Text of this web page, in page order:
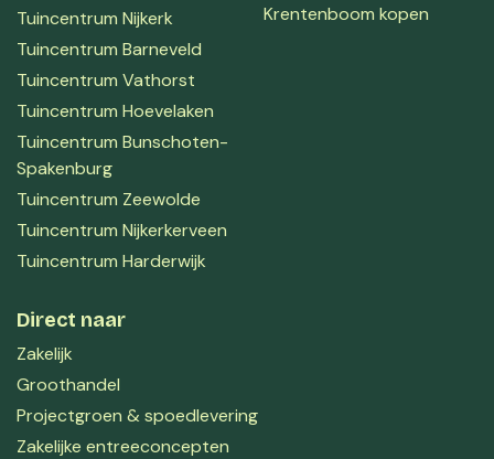
Tuincentrum Nijkerk
Tuincentrum Barneveld
Tuincentrum Vathorst
Tuincentrum Hoevelaken
Tuincentrum Bunschoten-
Spakenburg
Tuincentrum Zeewolde
Tuincentrum Nijkerkerveen
Tuincentrum Harderwijk
Krentenboom kopen
Direct naar
Zakelijk
Groothandel
Projectgroen & spoedlevering
Zakelijke entreeconcepten